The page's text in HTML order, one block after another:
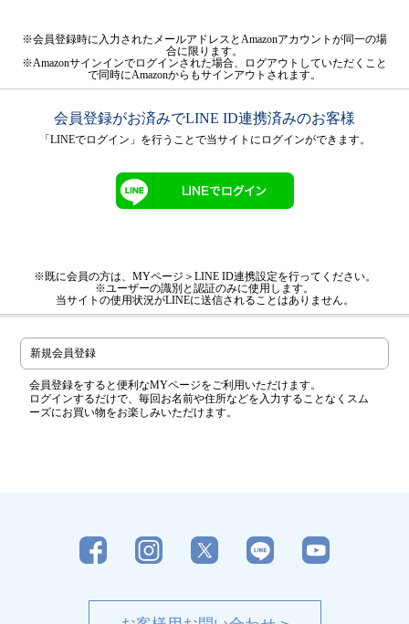
※会員登録時に入力されたメールアドレスとAmazonアカウントが同一の場
合に限ります。
※Amazonサインインでログインされた場合、ログアウトしていただくこと
で同時にAmazonからもサインアウトされます。
会員登録がお済みでLINE ID連携済みのお客様
「LINEでログイン」を行うことで当サイトにログインができます。
※既に会員の方は、MYページ＞LINE ID連携設定を行ってください。
※ユーザーの識別と認証のみに使用します。
当サイトの使用状況がLINEに送信されることはありません。
新規会員登録
会員登録をすると便利なMYページをご利用いただけます。
ログインするだけで、毎回お名前や住所などを入力することなくスム
ーズにお買い物をお楽しみいただけます。